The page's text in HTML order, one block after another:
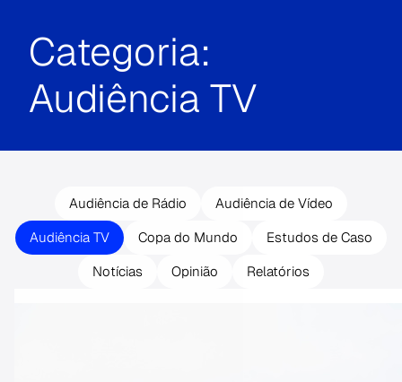
Categoria:
Audiência TV
Audiência de Rádio
Audiência de Vídeo
Audiência TV
Copa do Mundo
Estudos de Caso
Notícias
Opinião Relatórios